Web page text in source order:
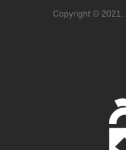
Copyright © 2021.